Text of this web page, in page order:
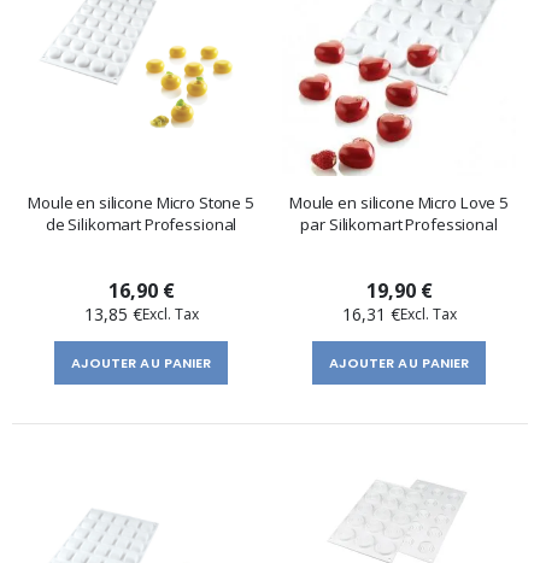
Moule en silicone Micro Stone 5
de Silikomart Professional
16,90 €
13,85 €
AJOUTER AU PANIER
Moule en silicone Micro Love 5
par Silikomart Professional
19,90 €
16,31 €
AJOUTER AU PANIER